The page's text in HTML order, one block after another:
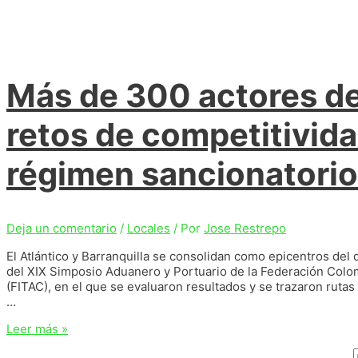
Más de 300 actores
retos de
régimen
Deja un comentario / Locales / Por Jose Restrepo
El Atlántico y Barranquilla se consolidan como epicentros
del XIX Simposio Aduanero y Portuario de la Federación
(FITAC), en el que se evaluaron resultados y se trazaron
…
Más
Leer más »